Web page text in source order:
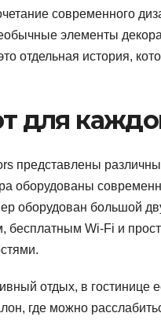
современного
элементы
отдельная история,
для
представлены
оборудованы
оборудован большой
бесплатным Wi-Fi и
отдых, в
где можно